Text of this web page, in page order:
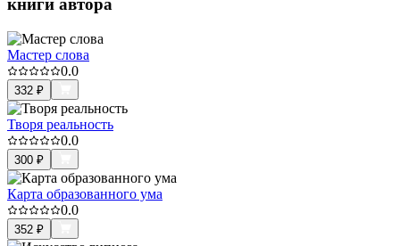
книги автора
Мастер слова
0.0
332 ₽
Творя реальность
0.0
300 ₽
Карта образованного ума
0.0
352 ₽